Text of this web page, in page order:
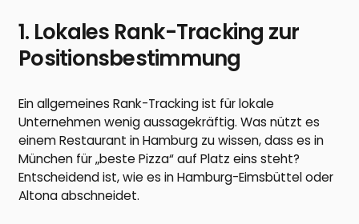
1. Lokales Rank-Tracking zur
Positionsbestimmung
Ein allgemeines Rank-Tracking ist für lokale
Unternehmen wenig aussagekräftig. Was nützt es
einem Restaurant in Hamburg zu wissen, dass es in
München für „beste Pizza“ auf Platz eins steht?
Entscheidend ist, wie es in Hamburg-Eimsbüttel oder
Altona abschneidet.